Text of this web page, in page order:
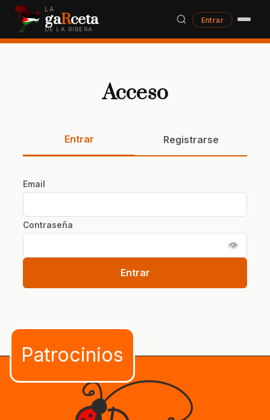
LA
gaRceta
DE LA RIBERA
Entrar
Acceso
Entrar Registrarse
Email
Contraseña
👁
Entrar